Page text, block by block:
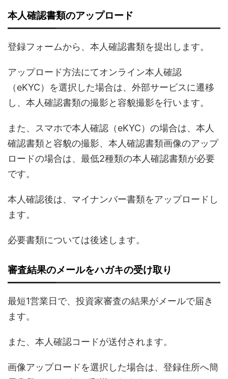
本人確認書類のアップロード
登録フォームから、本人確認書類を提出します。
アップロード方法にてオンライン本人確認
（eKYC）を選択した場合は、外部サービスに遷移
し、本人確認書類の撮影と容貌撮影を行います。
また、スマホで本人確認（eKYC）の場合は、本人
確認書類と容貌の撮影、本人確認書類画像のアップ
ロードの場合は、最低2種類の本人確認書類が必要
です。
本人確認後は、マイナンバー書類をアップロードし
ます。
必要書類については後述します。
審査結果のメールをハガキの受け取り
最短1営業日で、投資家審査の結果がメールで届き
ます。
また、本人確認コードが送付されます。
画像アップロードを選択した場合は、登録住所へ簡